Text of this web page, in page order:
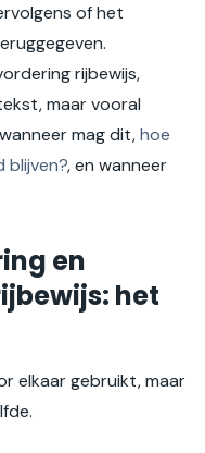
of het
rijbewijs,
maar vooral
mag dit,hoe
blijven?, en wanneer
en
het
elkaar gebruikt, maar